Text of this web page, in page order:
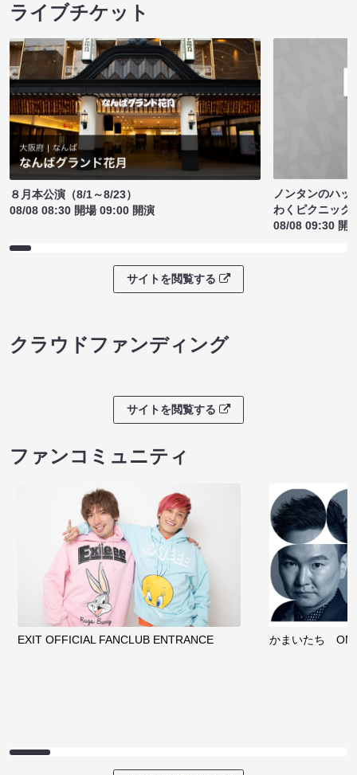
ライブチケット
８月本公演（8/1～8/23）
08/08 08:30 開場 09:00 開演
ノンタンのハッ
わくピクニック
08/08 09:30 開
サイトを閲覧する
クラウドファンディング
サイトを閲覧する
ファンコミュニティ
EXIT OFFICIAL FANCLUB ENTRANCE かまいたち